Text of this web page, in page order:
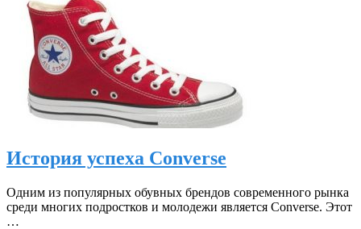
История успеха Converse
Одним из популярных обувных брендов современного рынка
среди многих подростков и молодежи является Converse. Этот
…